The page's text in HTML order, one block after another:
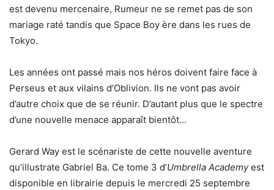
est devenu mercenaire, Rumeur ne se remet pas de son
mariage raté tandis que Space Boy ère dans les rues de
Tokyo.
Les années ont passé mais nos héros doivent faire face à
Perseus et aux vilains d’Oblivion. Ils ne vont pas avoir
d’autre choix que de se réunir. D’autant plus que le spectre
d’une nouvelle menace apparaît bientôt…
Gerard Way est le scénariste de cette nouvelle aventure
qu’illustrate Gabriel Ba. Ce tome 3 d’Umbrella Academyest
disponible en librairie depuis le mercredi 25 septembre